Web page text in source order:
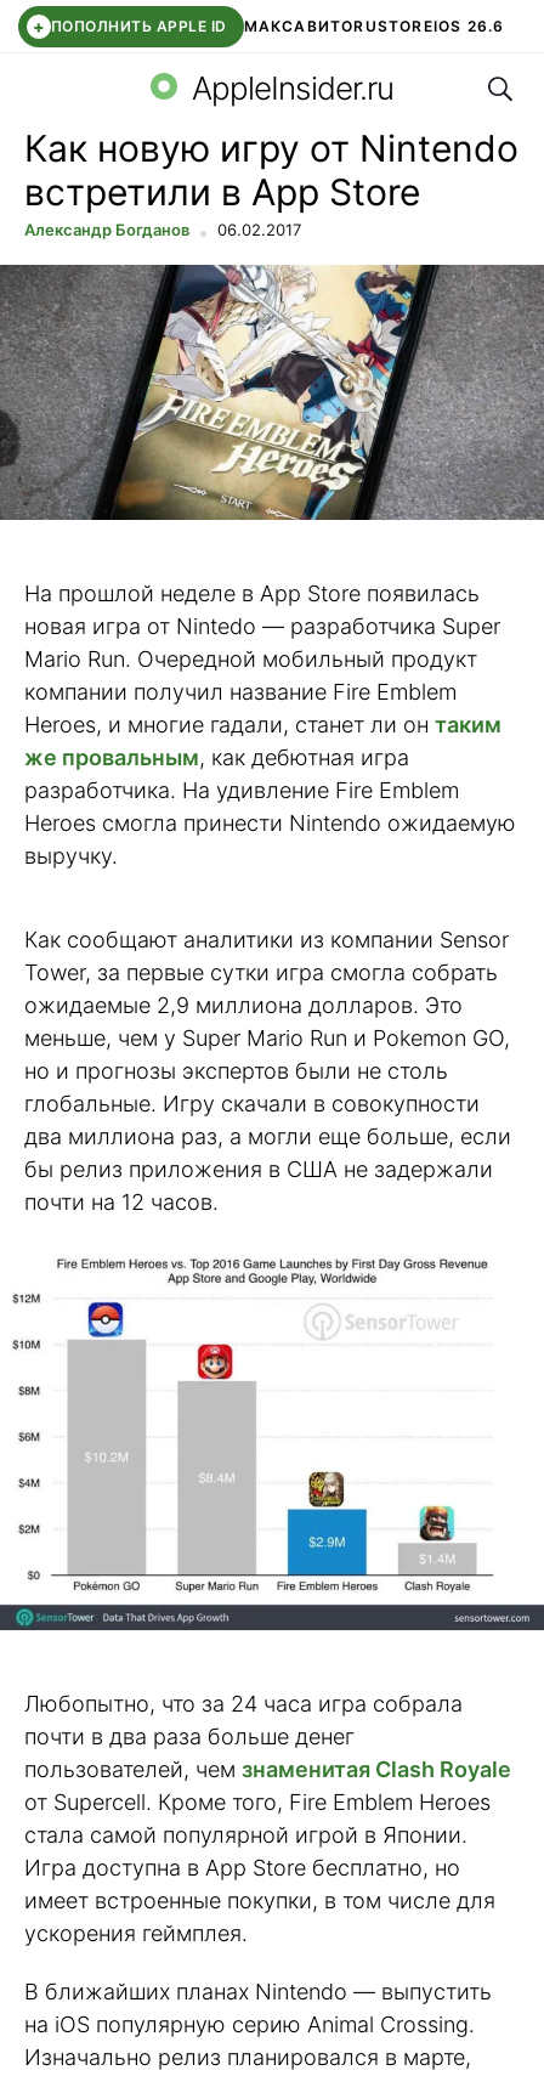
+ ПОПОЛНИТЬ APPLE ID МАКСАВИТОRUSTOREIOS 26.6
СБЕР КИДС ВТБ ОНЛАЙН ЧАТ В ROBLOX
AppleInsider.ru
Как новую игру от Nintendo
встретили в App Store
Александр Богданов 06.02.2017
На прошлой неделе в App Store появилась
новая игра от Nintedo — разработчика Super
Mario Run. Очередной мобильный продукт
компании получил название Fire Emblem
Heroes, и многие гадали, станет ли он таким
же провальным, как дебютная игра
разработчика. На удивление Fire Emblem
Heroes смогла принести Nintendo ожидаемую
выручку.
Как сообщают аналитики из компании Sensor
Tower, за первые сутки игра смогла собрать
ожидаемые 2,9 миллиона долларов. Это
меньше, чем у Super Mario Run и Pokemon GO,
но и прогнозы экспертов были не столь
глобальные. Игру скачали в совокупности
два миллиона раз, а могли еще больше, если
бы релиз приложения в США не задержали
почти на 12 часов.
Любопытно, что за 24 часа игра собрала
почти в два раза больше денег
пользователей, чем знаменитая Clash Royale
от Supercell. Кроме того, Fire Emblem Heroes
стала самой популярной игрой в Японии.
Игра доступна в App Store бесплатно, но
имеет встроенные покупки, в том числе для
ускорения геймплея.
В ближайших планах Nintendo — выпустить
на iOS популярную серию Animal Crossing.
Изначально релиз планировался в марте,